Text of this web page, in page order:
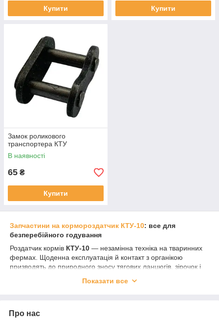
Купити Купити
Замок роликового
транспортера КТУ
В наявності
65 ₴
Купити
Запчастини на кормороздатчик КТУ-10: все для
безперебійного годування
Роздатчик кормів КТУ-10 — незамінна техніка на тваринних
фермах. Щоденна експлуатація й контакт з органікою
призводять до природного зносу тягових ланцюгів, зірочок і
важливо мати під рукою надійні комплектуючі.
корозії та навантажень.
Показати все
Про нас